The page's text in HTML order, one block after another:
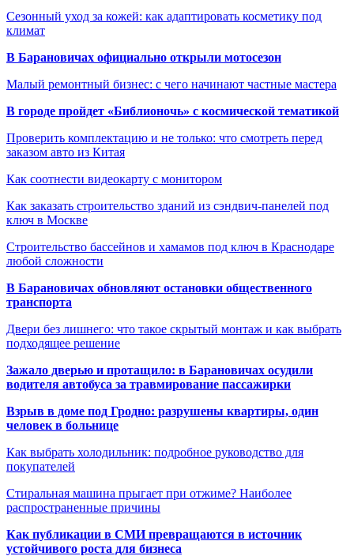
Сезонный уход за кожей: как адаптировать косметику под
климат
В Барановичах официально открыли мотосезон
Малый ремонтный бизнес: с чего начинают частные мастера
В городе пройдет «Библионочь» с космической тематикой
Проверить комплектацию и не только: что смотреть перед
заказом авто из Китая
Как соотнести видеокарту с монитором
Как заказать строительство зданий из сэндвич-панелей под
ключ в Москве
Строительство бассейнов и хамамов под ключ в Краснодаре
любой сложности
В Барановичах обновляют остановки общественного
транспорта
Двери без лишнего: что такое скрытый монтаж и как выбрать
подходящее решение
Зажало дверью и протащило: в Барановичах осудили
водителя автобуса за травмирование пассажирки
Взрыв в доме под Гродно: разрушены квартиры, один
человек в больнице
Как выбрать холодильник: подробное руководство для
покупателей
Стиральная машина прыгает при отжиме? Наиболее
распространенные причины
Как публикации в СМИ превращаются в источник
устойчивого роста для бизнеса